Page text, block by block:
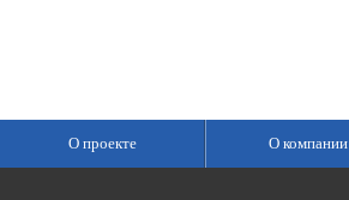
О проекте О компании